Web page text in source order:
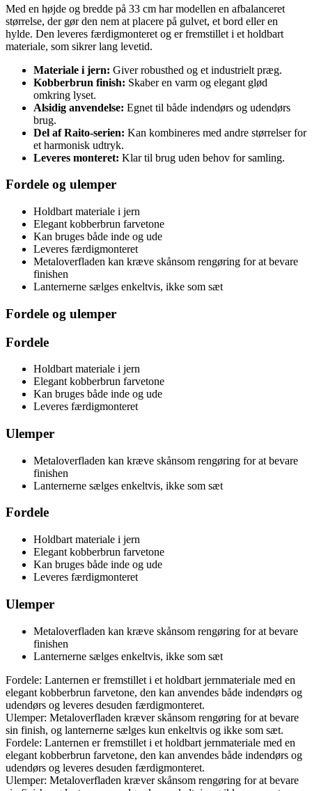
Med en højde og bredde på 33 cm har modellen en afbalanceret
størrelse, der gør den nem at placere på gulvet, et bord eller en
hylde. Den leveres færdigmonteret og er fremstillet i et holdbart
materiale, som sikrer lang levetid.
Materiale i jern: Giver robusthed og et industrielt præg.
Kobberbrun finish: Skaber en varm og elegant glød
omkring lyset.
Alsidig anvendelse: Egnet til både indendørs og udendørs
brug.
Del af Raito-serien: Kan kombineres med andre størrelser for
et harmonisk udtryk.
Leveres monteret: Klar til brug uden behov for samling.
Fordele og ulemper
Holdbart materiale i jern
Elegant kobberbrun farvetone
Kan bruges både inde og ude
Leveres færdigmonteret
Metaloverfladen kan kræve skånsom rengøring for at bevare
finishen
Lanternerne sælges enkeltvis, ikke som sæt
Fordele og ulemper
Fordele
Holdbart materiale i jern
Elegant kobberbrun farvetone
Kan bruges både inde og ude
Leveres færdigmonteret
Ulemper
Metaloverfladen kan kræve skånsom rengøring for at bevare
finishen
Lanternerne sælges enkeltvis, ikke som sæt
Fordele
Holdbart materiale i jern
Elegant kobberbrun farvetone
Kan bruges både inde og ude
Leveres færdigmonteret
Ulemper
Metaloverfladen kan kræve skånsom rengøring for at bevare
finishen
Lanternerne sælges enkeltvis, ikke som sæt
Fordele: Lanternen er fremstillet i et holdbart jernmateriale med en
elegant kobberbrun farvetone, den kan anvendes både indendørs og
udendørs og leveres desuden færdigmonteret.
Ulemper: Metaloverfladen kræver skånsom rengøring for at bevare
sin finish, og lanternerne sælges kun enkeltvis og ikke som sæt.
Fordele: Lanternen er fremstillet i et holdbart jernmateriale med en
elegant kobberbrun farvetone, den kan anvendes både indendørs og
udendørs og leveres desuden færdigmonteret.
Ulemper: Metaloverfladen kræver skånsom rengøring for at bevare